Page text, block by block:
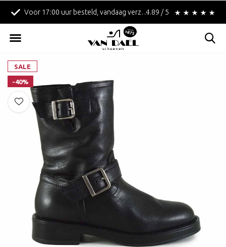
Voor 17:00 uur besteld, vandaag verzonden! Betaal achteraf met
4.89 / 5
SALE
-40%